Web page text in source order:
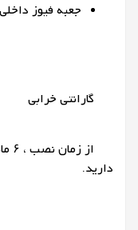
جعبه فیوز
گارانتی خرابی
دارید.